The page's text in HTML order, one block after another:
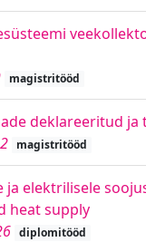
magistritööd
deklareeritud
magistritööd
ja elektrilisele
heat supply
diplomitööd